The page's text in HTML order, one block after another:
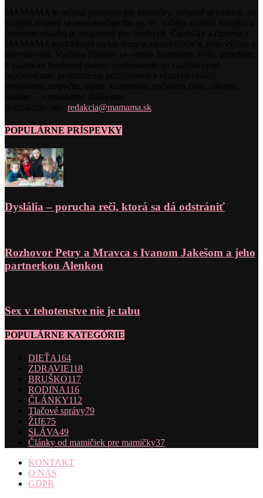
redakcia@mamama.sk
POPULÁRNE PRÍSPEVKY
Dyslália – porucha reči, ktorá sa dá odstrániť
Rozhovor Petry a Mravca s Ivanom Jakešom a jeho
partnerkou Alenkou
Sex v tehotenstve nie je tabu
POPULÁRNE KATEGÓRIE
DIEŤA164
ZDRAVIE118
BRUŠKO117
RODINA116
ČLÁNKY112
Tlačové správy79
ŽIJE75
SLÁVA49
Články od mamičiek pre mamičky37
KONTAKT
O NÁS
GDPR